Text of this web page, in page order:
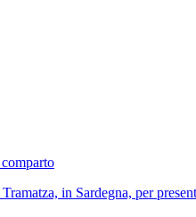
in Sardegna, per